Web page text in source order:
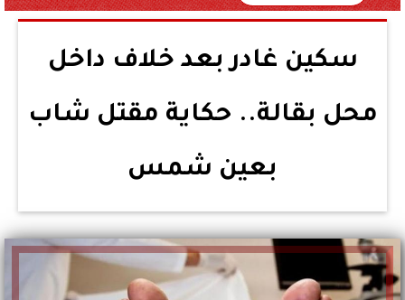
سكين غادر بعد خلاف داخل
محل بقالة.. حكاية مقتل شاب
بعين شمس